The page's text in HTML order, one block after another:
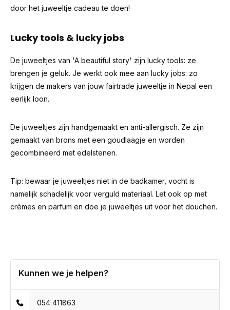
door het juweeltje cadeau te doen!
Lucky tools & lucky jobs
De juweeltjes van 'A beautiful story' zijn lucky tools: ze
brengen je geluk. Je werkt ook mee aan lucky jobs: zo
krijgen de makers van jouw fairtrade juweeltje in Nepal een
eerlijk loon.
De juweeltjes zijn handgemaakt en anti-allergisch. Ze zijn
gemaakt van brons met een goudlaagje en worden
gecombineerd met edelstenen.
Tip: bewaar je juweeltjes niet in de badkamer, vocht is
namelijk schadelijk voor verguld materiaal. Let ook op met
crèmes en parfum en doe je juweeltjes uit voor het douchen.
Kunnen we je helpen?
054 411863